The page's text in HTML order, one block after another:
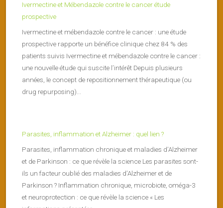
Ivermectine et Mébendazole contre le cancer étude
prospective
Ivermectine et mébendazole contre le cancer : une étude
prospective rapporte un bénéfice clinique chez 84 % des
patients suivis Ivermectine et mébendazole contre le cancer :
une nouvelle étude qui suscite l’intérêt Depuis plusieurs
années, le concept de repositionnement thérapeutique (ou
drug repurposing)...
Parasites, inflammation et Alzheimer : quel lien ?
Parasites, inflammation chronique et maladies d’Alzheimer
et de Parkinson : ce que révèle la science Les parasites sont-
ils un facteur oublié des maladies d’Alzheimer et de
Parkinson ? Inflammation chronique, microbiote, oméga-3
et neuroprotection : ce que révèle la science « Les